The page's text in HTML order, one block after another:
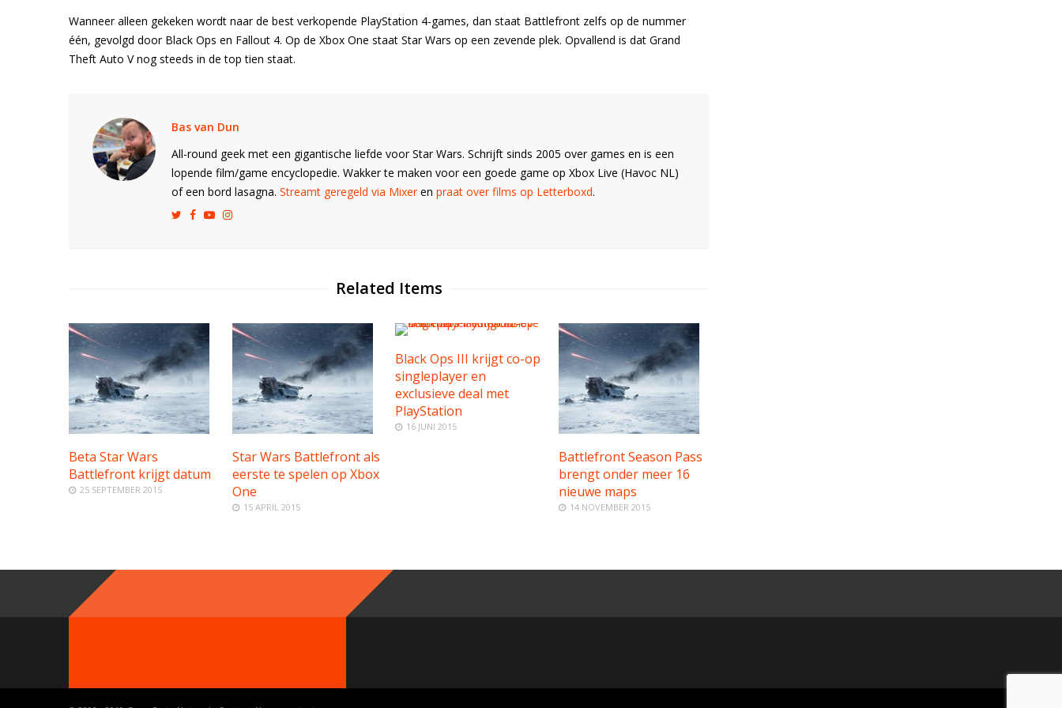
Wanneer alleen gekeken wordt naar de best verkopende PlayStation 4-games, dan staat Battlefront zelfs op de nummer
één, gevolgd door Black Ops en Fallout 4. Op de Xbox One staat Star Wars op een zevende plek. Opvallend is dat Grand
Theft Auto V nog steeds in de top tien staat.
Bas van Dun
All-round geek met een gigantische liefde voor Star Wars. Schrijft sinds 2005 over games en is een
lopende film/game encyclopedie. Wakker te maken voor een goede game op Xbox Live (Havoc NL)
of een bord lasagna. Streamt geregeld via Mixeren praat over films op Letterboxd.
Related Items
Beta Star Wars
Battlefront krijgt datum
25 SEPTEMBER 2015
Star Wars Battlefront als
eerste te spelen op Xbox
One
15 APRIL 2015
Black Ops III krijgt co-op
singleplayer en
exclusieve deal met
PlayStation
16 JUNI 2015
Battlefront Season Pass
brengt onder meer 16
nieuwe maps
14 NOVEMBER 2015